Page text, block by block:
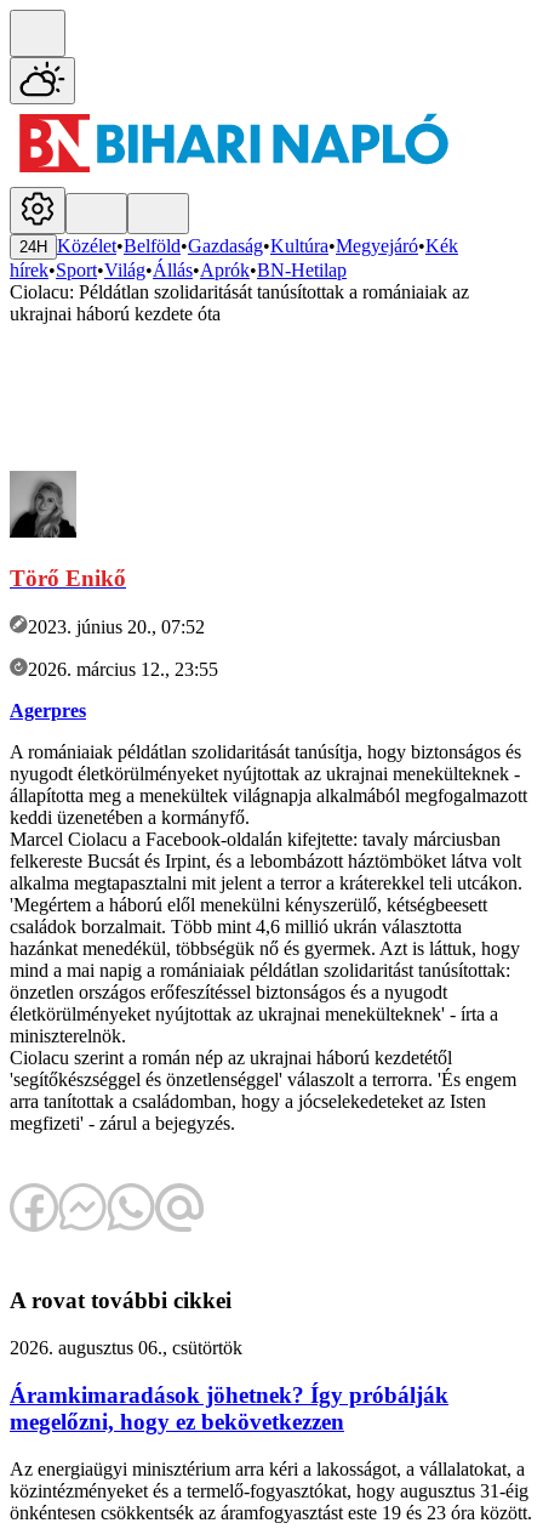
24H Közélet•Belföld•Gazdaság•Kultúra•Megyejáró•Kék
hírek•Sport•Világ•Állás•Aprók•BN-Hetilap
Ciolacu: Példátlan szolidaritását tanúsítottak a romániaiak az
ukrajnai háború kezdete óta
Törő Enikő
2023. június 20., 07:52
2026. március 12., 23:55
Agerpres
A romániaiak példátlan szolidaritását tanúsítja, hogy biztonságos és
nyugodt életkörülményeket nyújtottak az ukrajnai menekülteknek -
állapította meg a menekültek világnapja alkalmából megfogalmazott
keddi üzenetében a kormányfő.
Marcel Ciolacu a Facebook-oldalán kifejtette: tavaly márciusban
felkereste Bucsát és Irpint, és a lebombázott háztömböket látva volt
alkalma megtapasztalni mit jelent a terror a kráterekkel teli utcákon.
'Megértem a háború elől menekülni kényszerülő, kétségbeesett
családok borzalmait. Több mint 4,6 millió ukrán választotta
hazánkat menedékül, többségük nő és gyermek. Azt is láttuk, hogy
mind a mai napig a romániaiak példátlan szolidaritást tanúsítottak:
önzetlen országos erőfeszítéssel biztonságos és a nyugodt
életkörülményeket nyújtottak az ukrajnai menekülteknek' - írta a
miniszterelnök.
Ciolacu szerint a román nép az ukrajnai háború kezdetétől
'segítőkészséggel és önzetlenséggel' válaszolt a terrorra. 'És engem
arra tanítottak a családomban, hogy a jócselekedeteket az Isten
megfizeti' - zárul a bejegyzés.
A rovat további cikkei
2026. augusztus 06., csütörtök
Áramkimaradások jöhetnek? Így próbálják
megelőzni, hogy ez bekövetkezzen
Az energiaügyi minisztérium arra kéri a lakosságot, a vállalatokat, a
közintézményeket és a termelő-fogyasztókat, hogy augusztus 31-éig
önkéntesen csökkentsék az áramfogyasztást este 19 és 23 óra között.